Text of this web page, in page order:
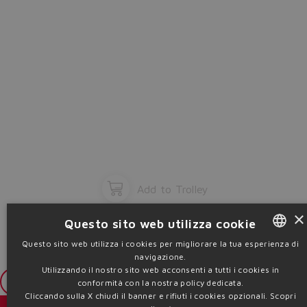
Add to Trolley
Login
GERMAN
×
Questo sito web utilizza cookie
Questo sito web utilizza i cookies per migliorare la tua esperienza di
navigazione.
Utilizzando il nostro sito web acconsenti a tutti i cookies in
conformità con la nostra policy dedicata.
Cliccando sulla X chiudi il banner e rifiuti i cookies opzionali. Scopri